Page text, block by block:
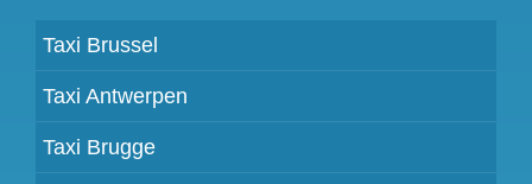
Taxi Brussel
Taxi Antwerpen
Taxi Brugge